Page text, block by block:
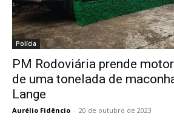
Polícia
PM Rodoviária prende
de uma tonelada de
Lange
Aurélio Fidêncio - 20 de outubro de 2023